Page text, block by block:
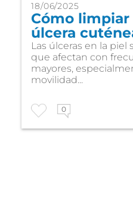
18/06/2025
Cómo
úlcera
Las úlceras en la piel
que afectan con
mayores,
movilidad...
0